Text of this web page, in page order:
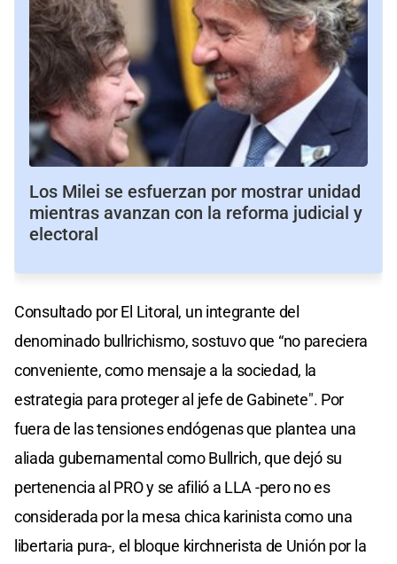
Los Milei se esfuerzan por mostrar unidad
mientras avanzan con la reforma judicial y
electoral
Consultado por El Litoral, un integrante del
denominado bullrichismo, sostuvo que “no pareciera
conveniente, como mensaje a la sociedad, la
estrategia para proteger al jefe de Gabinete". Por
fuera de las tensiones endógenas que plantea una
aliada gubernamental como Bullrich, que dejó su
pertenencia al PRO y se afilió a LLA -pero no es
considerada por la mesa chica karinista como una
libertaria pura-, el bloque kirchnerista de Unión por la